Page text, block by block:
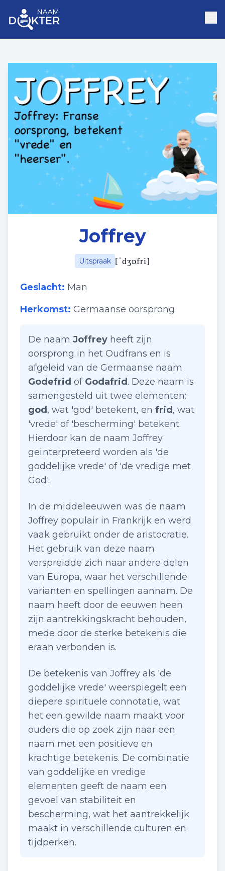
Joffrey
Uitspraak [ˈdʒɒfri]
Geslacht: Man
Herkomst: Germaanse oorsprong
De naam Joffrey heeft zijn
oorsprong in het Oudfrans en is
afgeleid van de Germaanse naam
Godefrid of Godafrid . Deze naam is
samengesteld uit twee elementen:
god , wat 'god' betekent, en frid , wat
'vrede' of 'bescherming' betekent.
Hierdoor kan de naam Joffrey
geïnterpreteerd worden als 'de
goddelijke vrede' of 'de vredige met
God'.
In de middeleeuwen was de naam
Joffrey populair in Frankrijk en werd
vaak gebruikt onder de aristocratie.
Het gebruik van deze naam
verspreidde zich naar andere delen
van Europa, waar het verschillende
varianten en spellingen aannam. De
naam heeft door de eeuwen heen
zijn aantrekkingskracht behouden,
mede door de sterke betekenis die
eraan verbonden is.
De betekenis van Joffrey als 'de
goddelijke vrede' weerspiegelt een
diepere spirituele connotatie, wat
het een gewilde naam maakt voor
ouders die op zoek zijn naar een
naam met een positieve en
krachtige betekenis. De combinatie
van goddelijke en vredige
elementen geeft de naam een
gevoel van stabiliteit en
bescherming, wat het aantrekkelijk
maakt in verschillende culturen en
tijdperken.